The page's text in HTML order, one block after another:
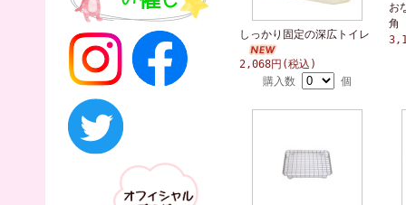
しっかり固定の深広トイレ
2,068円(税込)
購入数
個
お